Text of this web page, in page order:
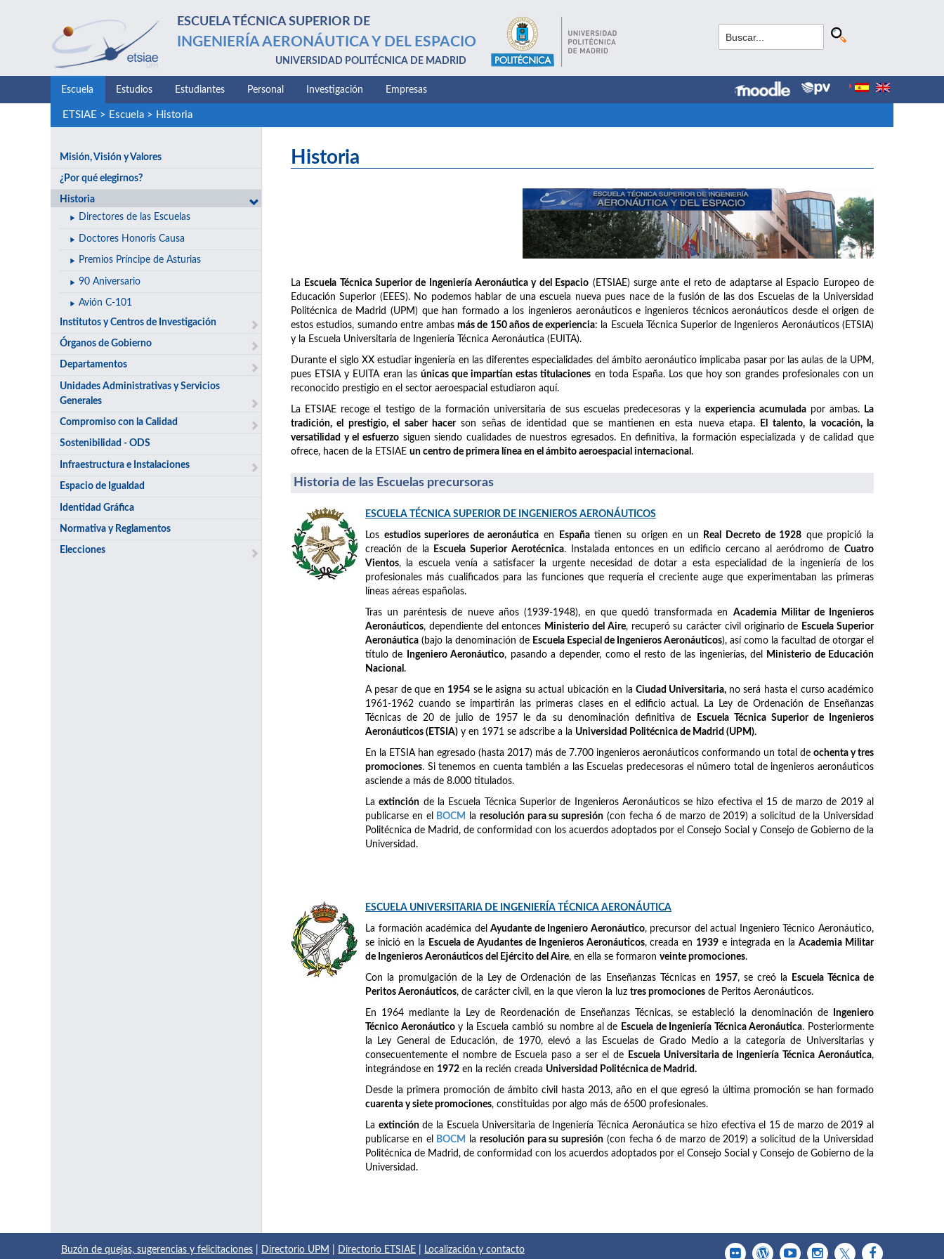
ESCUELA TÉCNICA SUPERIOR DE
INGENIERÍA AERONÁUTICA Y DEL ESPACIO
UNIVERSIDAD POLITÉCNICA DE MADRID
Escuela Estudios Estudiantes Personal Investigación Empresas
ETSIAE > Escuela> Historia
Misión, Visión y Valores
¿Por qué elegirnos?
Historia
Directores de las Escuelas
Doctores Honoris Causa
Premios Príncipe de Asturias
90 Aniversario
Avión C-101
Institutos y Centros de Investigación
Órganos de Gobierno
Departamentos
Unidades Administrativas y Servicios
Generales
Compromiso con la Calidad
Sostenibilidad - ODS
Infraestructura e Instalaciones
Espacio de Igualdad
Identidad Gráfica
Normativa y Reglamentos
Elecciones
Historia
La Escuela Técnica Superior de Ingeniería Aeronáutica y del Espacio (ETSIAE) surge ante el reto de adaptarse al Espacio Europeo de
Educación Superior (EEES). No podemos hablar de una escuela nueva pues nace de la fusión de las dos Escuelas de la Universidad
Politécnica de Madrid (UPM) que han formado a los ingenieros aeronáuticos e ingenieros técnicos aeronáuticos desde el origen de
estos estudios, sumando entre ambas más de 150 años de experiencia: la Escuela Técnica Superior de Ingenieros Aeronáuticos (ETSIA)
y la Escuela Universitaria de Ingeniería Técnica Aeronáutica (EUITA).
Durante el siglo XX estudiar ingeniería en las diferentes especialidades del ámbito aeronáutico implicaba pasar por las aulas de la UPM,
pues ETSIA y EUITA eran las únicas que impartían estas titulaciones en toda España. Los que hoy son grandes profesionales con un
reconocido prestigio en el sector aeroespacial estudiaron aquí.
La ETSIAE recoge el testigo de la formación universitaria de sus escuelas predecesoras y laexperiencia acumuladapor ambas.
La
tradición, el prestigio, el saber hacerson señas de identidad que se mantienen en esta nueva etapa.
El talento, la vocación, la
versatilidad y el esfuerzo siguen siendo cualidades de nuestros egresados. En definitiva, la formación especializada y de calidad que
ofrece, hacen de la ETSIAE un centro de primera línea en el ámbito aeroespacial internacional .
Historia de las Escuelas precursoras
ESCUELA TÉCNICA SUPERIOR DE INGENIEROS AERONÁUTICOS
Los estudios superiores de aeronáutica en Españatienen su origen en un Real Decreto de 1928 que propició la
creación de la
Escuela Superior Aerotécnica. Instalada entonces en un edificio cercano al aeródromo deCuatro
Vientos, la escuela venía a satisfacer la urgente necesidad de dotar a esta especialidad de la ingeniería de los
profesionales más cualificados para las funciones que requería el creciente auge que experimentaban las primeras
líneas aéreas españolas.
Tras un paréntesis de nueve años (1939-1948), en que quedó transformada en Academia Militar de Ingenieros
Aeronáuticos, dependiente del entonces Ministerio del Aire, recuperó su carácter civil originario de Escuela Superior
Aeronáutica (bajo la denominación de Escuela Especial de Ingenieros Aeronáuticos), así como la facultad de otorgar el
título de
Ingeniero Aeronáutico, pasando a depender, como el resto de las ingenierías, del
Ministerio de Educación
Nacional .
A pesar de que en 1954 se le asigna su actual ubicación en laCiudad Universitaria, no será hasta el curso académico
1961-1962 cuando se impartirán las primeras clases en el edificio actual. La Ley de Ordenación de Enseñanzas
Técnicas de 20 de julio de 1957 le da su denominación definitiva de
Escuela Técnica Superior de Ingenieros
Aeronáuticos (ETSIA) y en 1971 se adscribe a la Universidad Politécnica de Madrid (UPM).
En la ETSIA han egresado (hasta 2017) más de 7.700 ingenieros aeronáuticos conformando un total de ochenta y tres
promociones. Si tenemos en cuenta también a las Escuelas predecesoras el número total de ingenieros aeronáuticos
asciende a más de 8.000 titulados.
Laextinción de la Escuela Técnica Superior de Ingenieros Aeronáuticos se hizo efectiva el 15 de marzo de 2019 al
publicarse en el
BOCM la resolución para su supresión (con fecha 6 de marzo de 2019) a solicitud de la Universidad
Politécnica de Madrid, de conformidad con los acuerdos adoptados por el Consejo Social y Consejo de Gobierno de la
Universidad.
ESCUELA UNIVERSITARIA DE INGENIERÍA TÉCNICA AERONÁUTICA
La formación académica delAyudante de Ingeniero Aeronáutico, precursor del actual Ingeniero Técnico Aeronáutico,
se inició en la
Escuela de Ayudantes de Ingenieros Aeronáuticos, creada en 1939 e integrada en laAcademia Militar
de Ingenieros Aeronáuticos del Ejército del Aire, en ella se formaron veinte promociones.
Con la promulgación de la Ley de Ordenación de las Enseñanzas Técnicas en 1957, se creó la
Escuela Técnica de
Peritos Aeronáuticos, de carácter civil, en la que vieron la luz tres promociones de Peritos Aeronáuticos.
En 1964 mediante la Ley de Reordenación de Enseñanzas Técnicas, se estableció la denominación de
Ingeniero
Técnico Aeronáuticoy la Escuela cambió su nombre al de Escuela de Ingeniería Técnica Aeronáutica. Posteriormente
la Ley General de Educación, de 1970, elevó a las Escuelas de Grado Medio a la categoría de Universitarias y
consecuentemente el nombre de Escuela paso a ser el de
Escuela Universitaria de Ingeniería Técnica Aeronáutica,
integrándose en 1972 en la recién creada Universidad Politécnica de Madrid.
Desde la primera promoción de ámbito civil hasta 2013, año en el que egresó la última promoción se han formado
cuarenta y siete promociones, constituidas por algo más de 6500 profesionales.
La extinciónde la Escuela Universitaria de Ingeniería Técnica Aeronáutica se hizo efectiva el 15 de marzo de 2019 al
publicarse en el
BOCM la resolución para su supresión (con fecha 6 de marzo de 2019) a solicitud de la Universidad
Politécnica de Madrid, de conformidad con los acuerdos adoptados por el Consejo Social y Consejo de Gobierno de la
Universidad.
Buzón de quejas, sugerencias y felicitaciones Directorio UPM Directorio ETSIAE Localización y contacto